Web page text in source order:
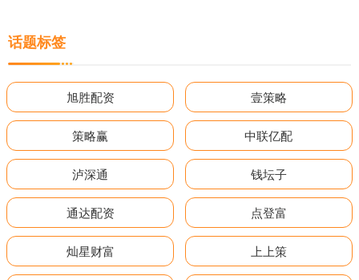
话题标签
旭胜配资 壹策略
策略赢 中联亿配
泸深通 钱坛子
通达配资 点登富
灿星财富 上上策